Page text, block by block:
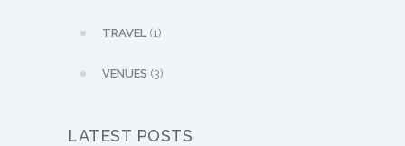
TRAVEL (1)
VENUES (3)
LATEST POSTS